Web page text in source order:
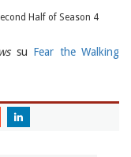
Half of Season 4
su Fear the Walking